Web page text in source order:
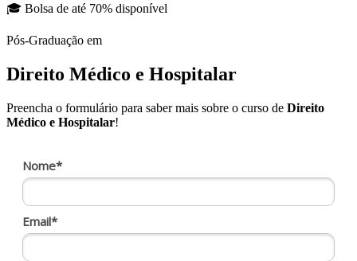
🎓 Bolsa de até 70% disponível
Pós-Graduação em
Direito Médico e Hospitalar
Preencha o formulário para saber mais sobre o curso de Direito
Médico e Hospitalar!
Nome*
Email*